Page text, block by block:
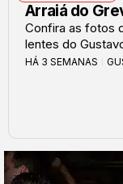
Arraiá do
Confira as fotos
lentes do
HÁ 3 SEMANAS